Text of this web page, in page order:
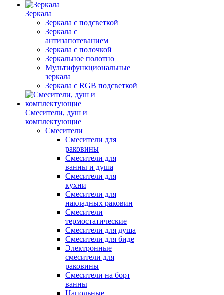
Зеркала
Зеркала с подсветкой
Зеркала с
антизапотеванием
Зеркала с полочкой
Зеркальное полотно
Мультифункциональные
зеркала
Зеркала c RGB подсветкой
Смесители, душ и
комплектующие
Смесители
Смесители для
раковины
Смесители для
ванны и душа
Смесители для
кухни
Смесители для
накладных раковин
Смесители
термостатические
Смесители для душа
Смесители для биде
Электронные
смесители для
раковины
Смесители на борт
ванны
Напольные